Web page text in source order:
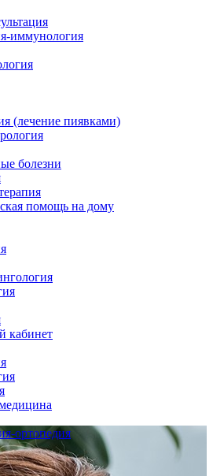
иммунология
(лечение пиявками)
болезни
помощь на дому
кабинет
ортопедия